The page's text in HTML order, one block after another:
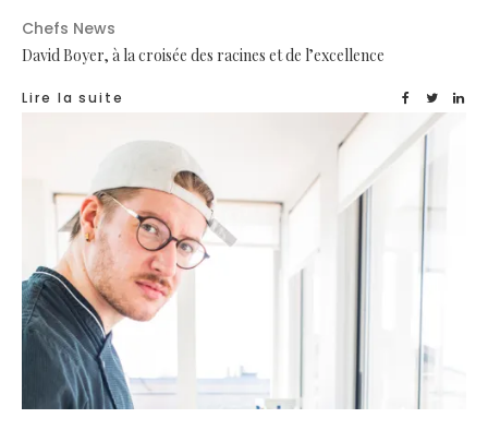
Chefs News
David Boyer, à la croisée des racines et de l’excellence
Lire la suite